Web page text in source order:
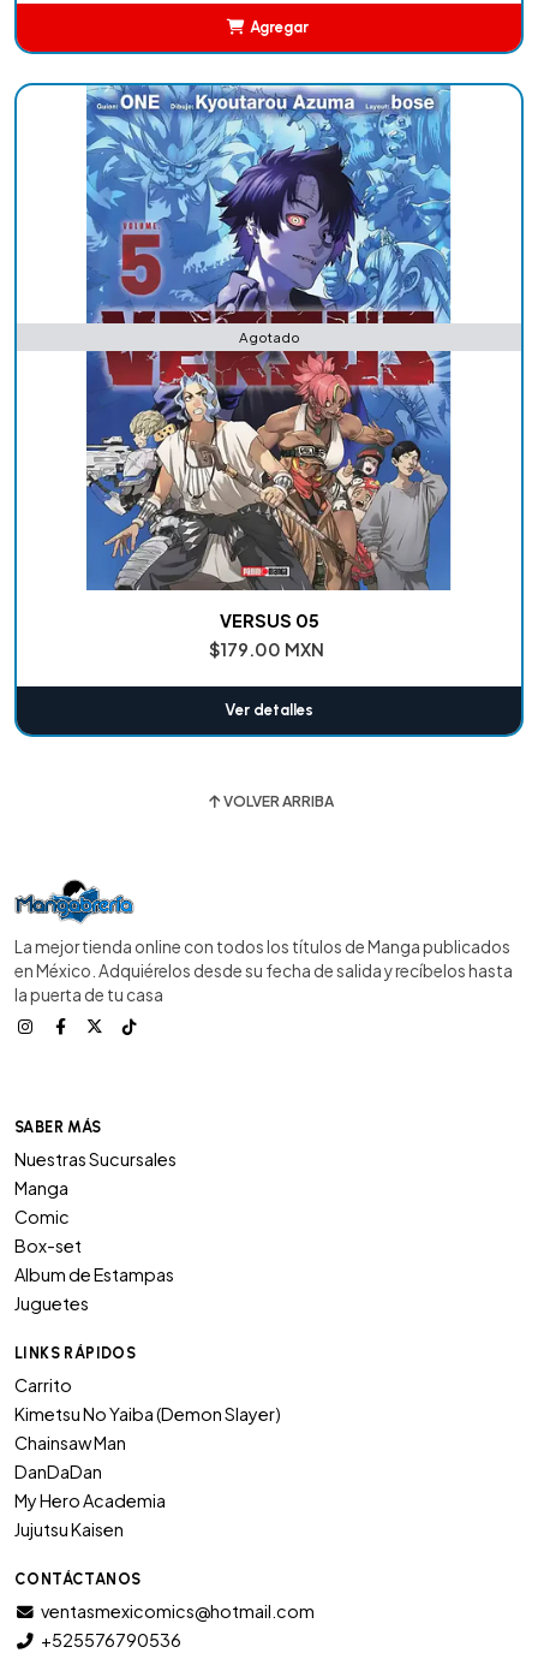
Agregar
Agotado
VERSUS 05
$179.00 MXN
Ver detalles
VOLVER ARRIBA
La mejor tienda online con todos los títulos de Manga publicados
en México. Adquiérelos desde su fecha de salida y recíbelos hasta
la puerta de tu casa
SABER MÁS
Nuestras Sucursales
Manga
Comic
Box-set
Album de Estampas
Juguetes
LINKS RÁPIDOS
Carrito
Kimetsu No Yaiba (Demon Slayer)
Chainsaw Man
DanDaDan
My Hero Academia
Jujutsu Kaisen
CONTÁCTANOS
ventasmexicomics@hotmail.com
+525576790536